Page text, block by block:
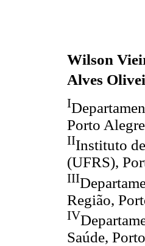
Wilson
Alves
I
Porto
IIInstituto
(UFRS),
III
Região,
IV
Saúde,